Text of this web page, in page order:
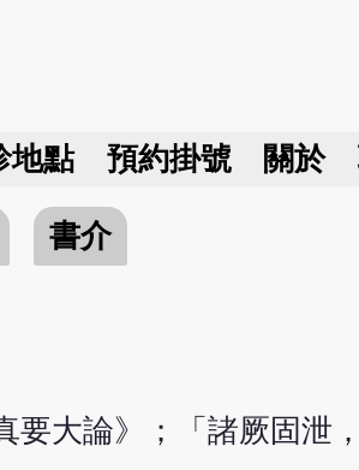
地點 預約掛號 關於
書介
要大論》；「諸厥固泄